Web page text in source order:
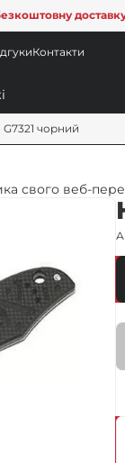
Контакти
чорний
свого веб-